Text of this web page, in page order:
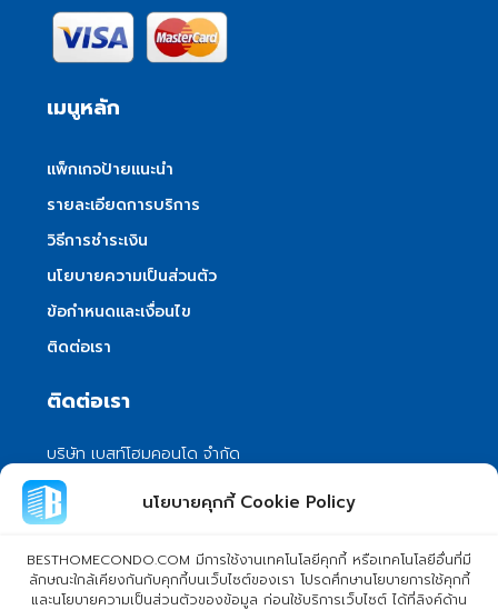
นโยบายคุกกี้ Cookie Policy
BESTHOMECONDO.COM มีการใช้งานเทคโนโลยีคุกกี้ หรือเทคโนโลยีอื่นที่มี
ลักษณะใกล้เคียงกันกับคุกกี้บนเว็บไซต์ของเรา โปรดศึกษานโยบายการใช้คุกกี้
และนโยบายความเป็นส่วนตัวของข้อมูล ก่อนใช้บริการเว็บไซต์ ได้ที่ลิงค์ด้าน
เมนูหลัก
แพ็กเกจป้ายแนะนำ
รายละเอียดการบริการ
วิธีการชำระเงิน
นโยบายความเป็นส่วนตัว
ข้อกำหนดและเงื่อนไข
ติดต่อเรา
ติดต่อเรา
บริษัท เบสท์โฮมคอนโด จำกัด
101/399 หมู่ 7 แขวงลําผักชี เขตหนองจอก
กรุงเทพมหานคร 10530
info@besthomecondo.com